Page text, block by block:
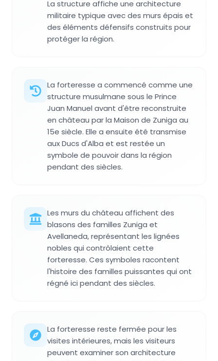
La structure affiche une architecture
militaire typique avec des murs épais et
des éléments défensifs construits pour
protéger la région.
La forteresse a commencé comme une
structure musulmane sous le Prince
Juan Manuel avant d'être reconstruite
en château par la Maison de Zuniga au
15e siècle. Elle a ensuite été transmise
aux Ducs d'Alba et est restée un
symbole de pouvoir dans la région
pendant des siècles.
Les murs du château affichent des
blasons des familles Zuniga et
Avellaneda, représentant les lignées
nobles qui contrôlaient cette
forteresse. Ces symboles racontent
l'histoire des familles puissantes qui ont
régné ici pendant des siècles.
La forteresse reste fermée pour les
visites intérieures, mais les visiteurs
peuvent examiner son architecture